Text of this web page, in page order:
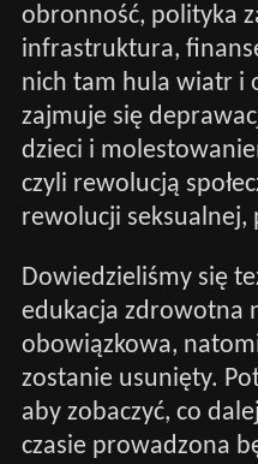
obronność, polityka
infrastruktura,
nich tam hula wiatr i
zajmuje się
dzieci i
czyli rewolucją
rewolucji seksualnej,
Dowiedzieliśmy się
edukacja zdrowotna
obowiązkowa,
zostanie usunięty.
aby zobaczyć, co
czasie prowadzona